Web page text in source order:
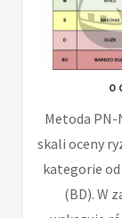
Metoda
skali oceny
kategorie od
(BD). W